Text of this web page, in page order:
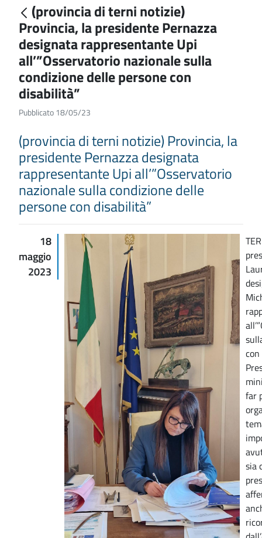
(provincia di terni notizie)
Provincia, la presidente Pernazza
designata rappresentante Upi
all’”Osservatorio nazionale sulla
condizione delle persone con
disabilità”
Pubblicato 18/05/23
(provincia di terni notizie) Provincia, la
presidente Pernazza designata
rappresentante Upi all’”Osservatorio
nazionale sulla condizione delle
persone con disabilità”
18
maggio
2023
far
sia